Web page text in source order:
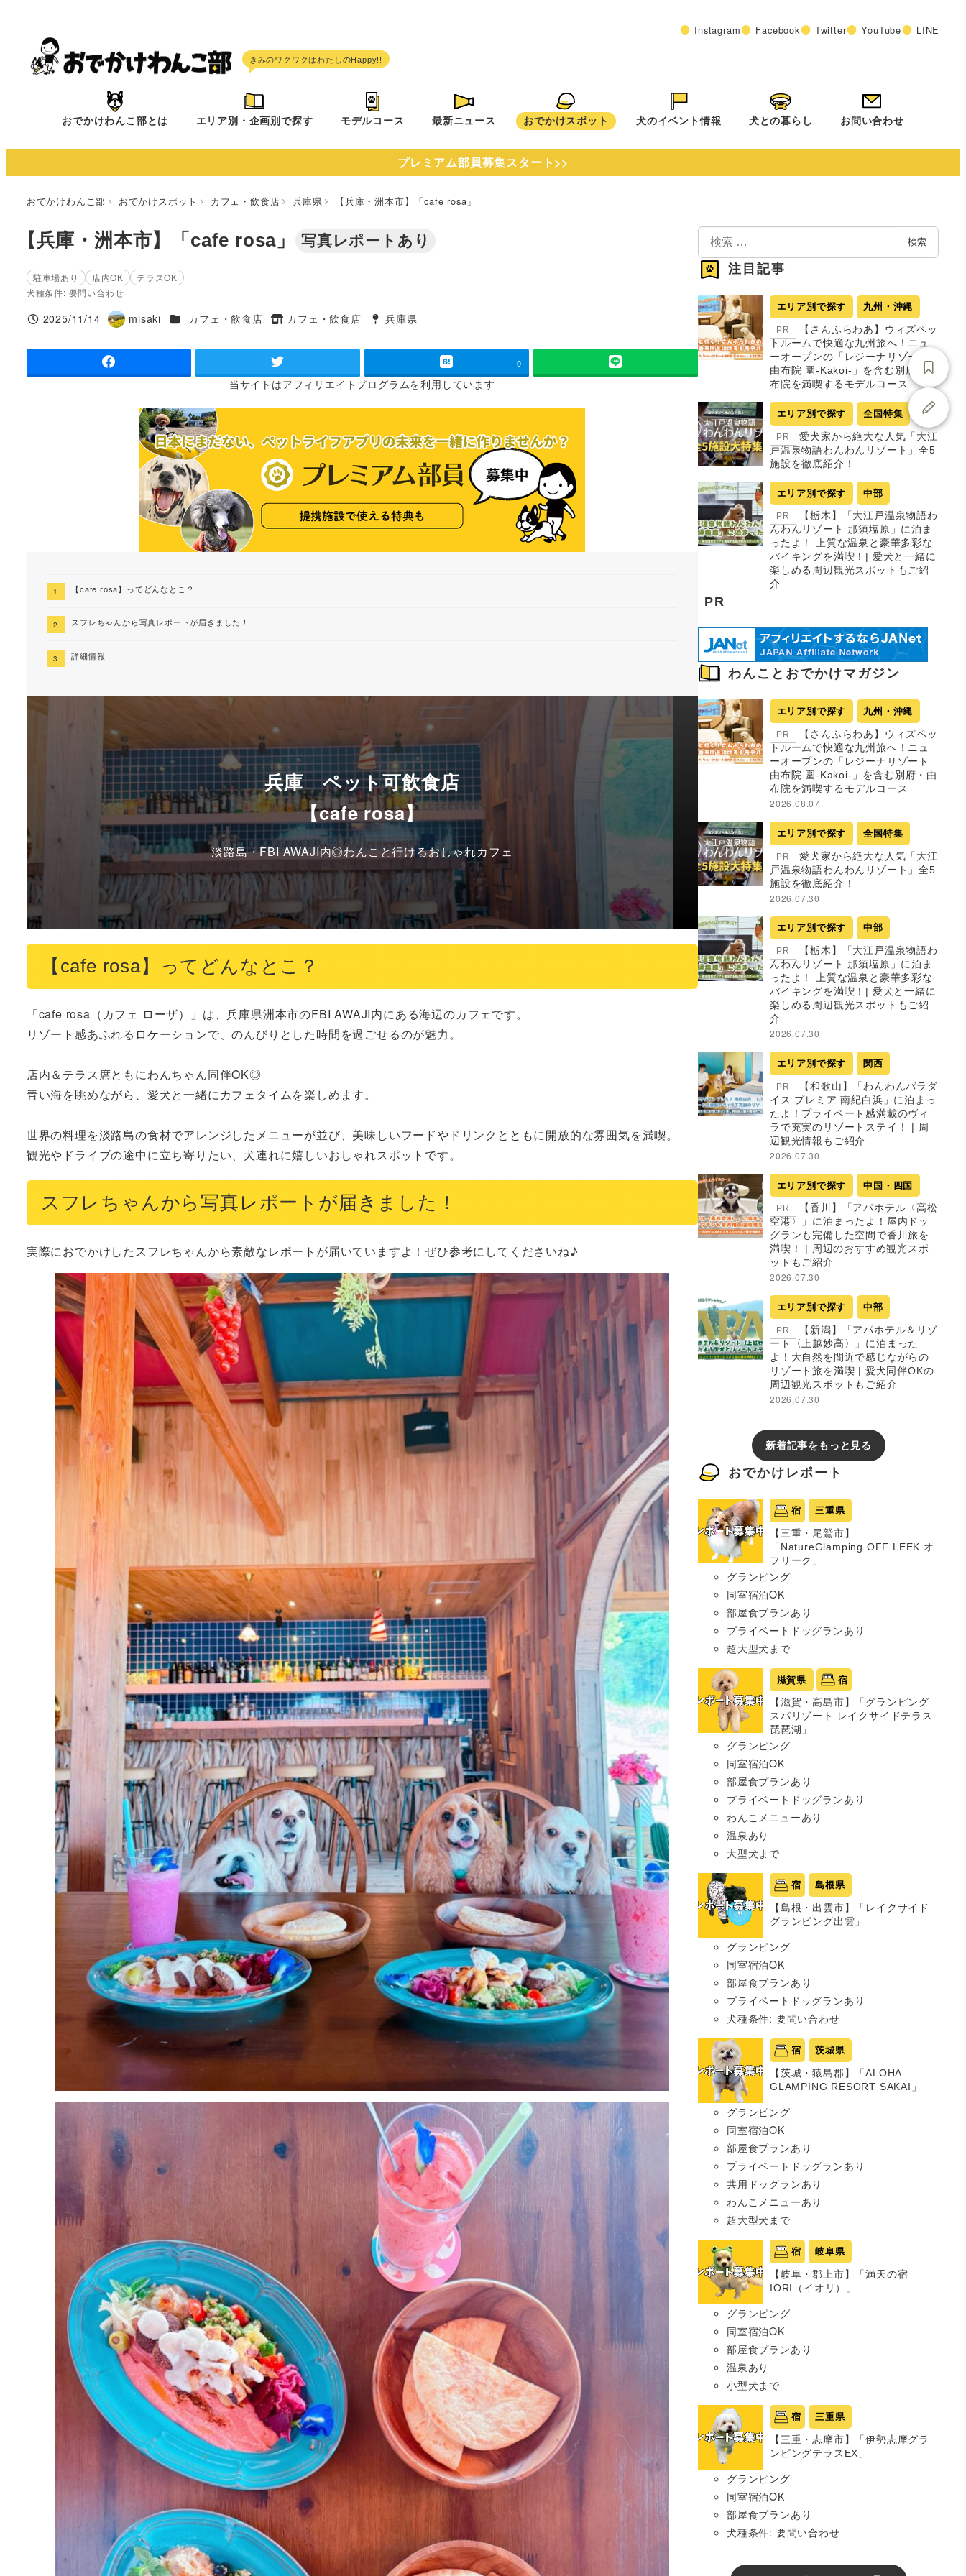
へ
Instagram Facebook Twitter YouTube LINE
おでかけわんこ部とは エリア別・企画別で探す モデルコース 最新ニュース おでかけスポット 犬のイベント情報 犬との暮らし お問い合わせ
プレミアム部員募集スタート>>
おでかけわんこ部 おでかけスポット カフェ・飲食店 兵庫県 【兵庫・洲本市】「cafe rosa」
【兵庫・洲本市】「cafe rosa」 写真レポートあり
駐車場あり 店内OK
テラスOK
犬種条件: 要問い合わせ
投稿日
2025/11/14
著
misaki 施設ジャンル
カフェ・飲食店
タグ
カフェ・飲食店
タグ
兵庫県
- - 0
当サイトはアフィリエイトプログラムを利用しています
【cafe rosa】ってどんなとこ？
スフレちゃんから写真レポートが届きました！
詳細情報
兵庫 ペット可飲食店
【cafe rosa】
淡路島・FBI AWAJI内◎わんこと行けるおしゃれカフェ
【cafe rosa】ってどんなとこ？
「cafe rosa（カフェ ローザ）」は、兵庫県洲本市のFBI AWAJI内にある海辺のカフェです。
リゾート感あふれるロケーションで、のんびりとした時間を過ごせるのが魅力。
店内＆テラス席ともにわんちゃん同伴OK◎
青い海を眺めながら、愛犬と一緒にカフェタイムを楽しめます。
世界の料理を淡路島の食材でアレンジしたメニューが並び、美味しいフードやドリンクとともに開放的な雰囲気を満喫。
観光やドライブの途中に立ち寄りたい、犬連れに嬉しいおしゃれスポットです。
スフレちゃんから写真レポートが届きました！
実際におでかけしたスフレちゃんから素敵なレポートが届いていますよ！ぜひ参考にしてくださいね♪
検
索
検索
注目記事
エリア別で探す 九州・沖縄
PR
【さんふらわあ】ウィズペッ
トルームで快適な九州旅へ！ニュ
ーオープンの「レジーナリゾート
由布院 圍-Kakoi-」を含む別府・由
布院を満喫するモデルコース
エリア別で探す 全国特集
PR
愛犬家から絶大な人気「大江
戸温泉物語わんわんリゾート」全5
施設を徹底紹介！
エリア別で探す 中部
PR
【栃木】「大江戸温泉物語わ
んわんリゾート 那須塩原」に泊ま
ったよ！ 上質な温泉と豪華多彩な
バイキングを満喫！| 愛犬と一緒に
楽しめる周辺観光スポットもご紹
介
PR
わんことおでかけマガジン
エリア別で探す 九州・沖縄
PR
【さんふらわあ】ウィズペッ
トルームで快適な九州旅へ！ニュ
ーオープンの「レジーナリゾート
由布院 圍-Kakoi-」を含む別府・由
布院を満喫するモデルコース
2026.08.07
エリア別で探す 全国特集
PR
愛犬家から絶大な人気「大江
戸温泉物語わんわんリゾート」全5
施設を徹底紹介！
2026.07.30
エリア別で探す 中部
PR
【栃木】「大江戸温泉物語わ
んわんリゾート 那須塩原」に泊ま
ったよ！ 上質な温泉と豪華多彩な
バイキングを満喫！| 愛犬と一緒に
楽しめる周辺観光スポットもご紹
介
2026.07.30
エリア別で探す 関西
PR
【和歌山】「わんわんパラダ
イス プレミア 南紀白浜」に泊まっ
たよ！プライベート感満載のヴィ
ラで充実のリゾートステイ！ | 周
辺観光情報もご紹介
2026.07.30
エリア別で探す 中国・四国
PR
【香川】「アパホテル〈高松
空港〉」に泊まったよ！屋内ドッ
グランも完備した空間で香川旅を
満喫！ | 周辺のおすすめ観光スポ
ットもご紹介
2026.07.30
エリア別で探す 中部
PR
【新潟】「アパホテル＆リゾ
ート〈上越妙高〉」に泊まった
よ！大自然を間近で感じながらの
リゾート旅を満喫 | 愛犬同伴OKの
周辺観光スポットもご紹介
2026.07.30
新着記事をもっと見る
おでかけレポート
宿 三重県
【三重・尾鷲市】
「NatureGlamping OFF LEEK オ
フリーク」
グランピング
同室宿泊OK
部屋食プランあり
プライベートドッグランあり
超大型犬まで
滋賀県 宿
【滋賀・高島市】「グランピング
スパリゾート レイクサイドテラス
琵琶湖」
グランピング
同室宿泊OK
部屋食プランあり
プライベートドッグランあり
わんこメニューあり
温泉あり
大型犬まで
宿 島根県
【島根・出雲市】「レイクサイド
グランピング出雲」
グランピング
同室宿泊OK
部屋食プランあり
プライベートドッグランあり
犬種条件: 要問い合わせ
宿 茨城県
【茨城・猿島郡】「ALOHA
GLAMPING RESORT SAKAI」
グランピング
同室宿泊OK
部屋食プランあり
プライベートドッグランあり
共用ドッグランあり
わんこメニューあり
超大型犬まで
宿 岐阜県
【岐阜・郡上市】「満天の宿
IORI（イオリ）」
グランピング
同室宿泊OK
部屋食プランあり
温泉あり
小型犬まで
宿 三重県
【三重・志摩市】「伊勢志摩グラ
ンピングテラスEX」
グランピング
同室宿泊OK
部屋食プランあり
犬種条件: 要問い合わせ